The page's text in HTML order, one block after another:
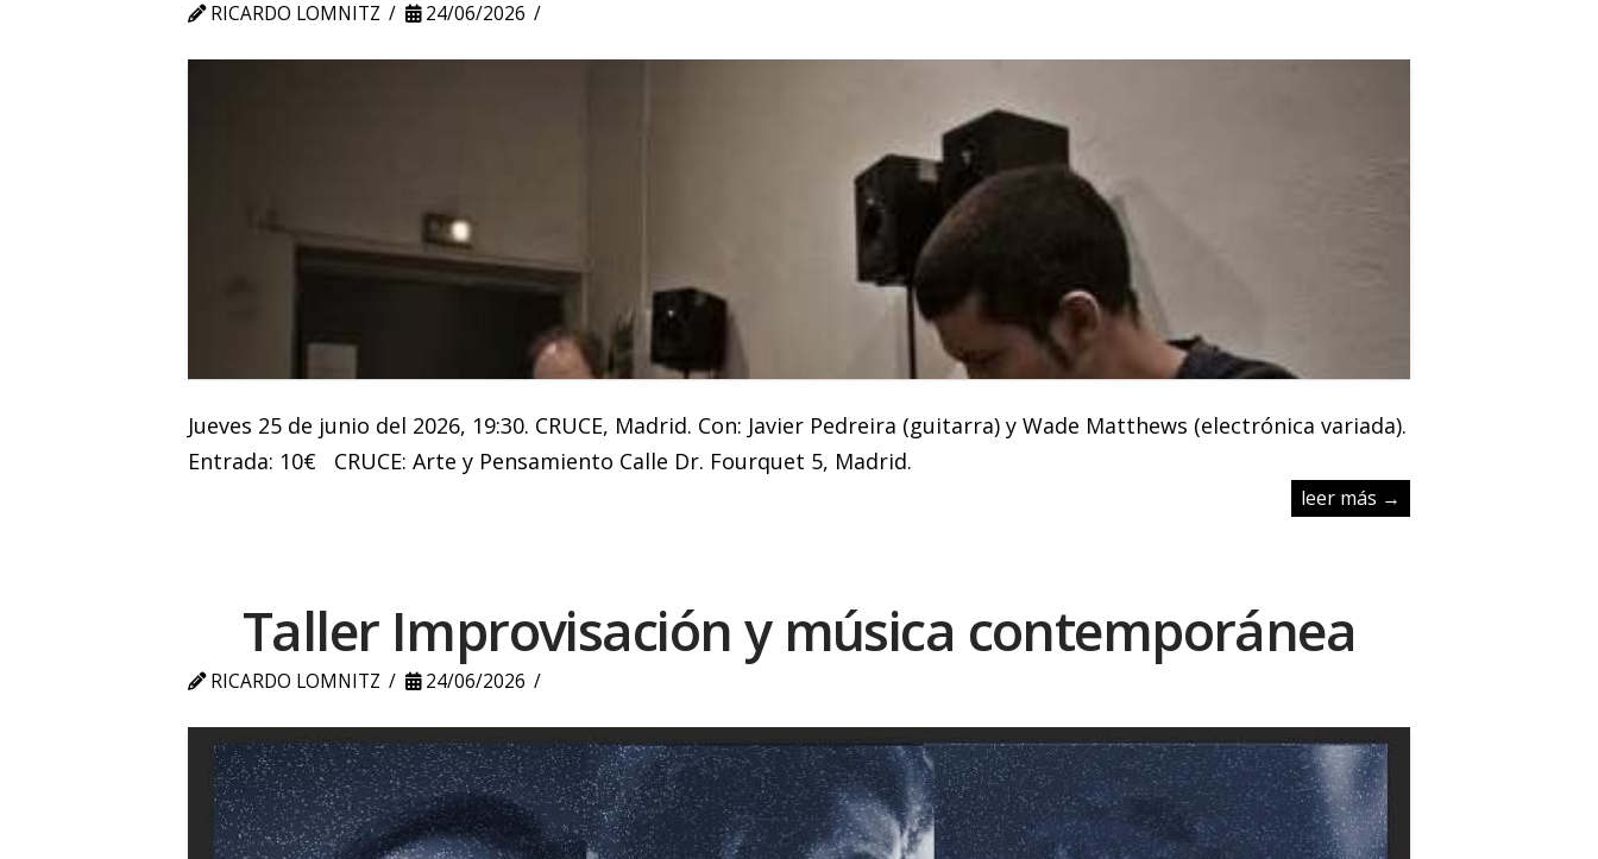
RICARDO LOMNITZ 24/06/2026
Jueves 25 de junio del 2026, 19:30. CRUCE, Madrid. Con: Javier Pedreira (guitarra) y Wade Matthews (electrónica variada).
Entrada: 10€ CRUCE: Arte y Pensamiento Calle Dr. Fourquet 5, Madrid.
leer más →
Taller Improvisación y música contemporánea
RICARDO LOMNITZ 24/06/2026